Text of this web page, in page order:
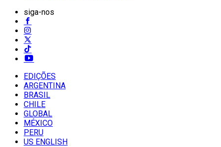
siga-nos
EDIÇÕES
ARGENTINA
BRASIL
CHILE
GLOBAL
MÉXICO
PERU
US ENGLISH